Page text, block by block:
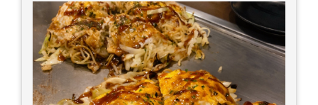
にかかるetcが徐々に....。 気の持ちようと、タイ
ミングかもしれませんが。お宮参りはお薦めで
す。